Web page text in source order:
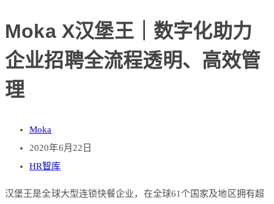
Moka X汉堡王｜数字化助力
企业招聘全流程透明、高效管
理
Moka
2020年6月22日
HR智库
汉堡王是全球大型连锁快餐企业，在全球61个国家及地区拥有超